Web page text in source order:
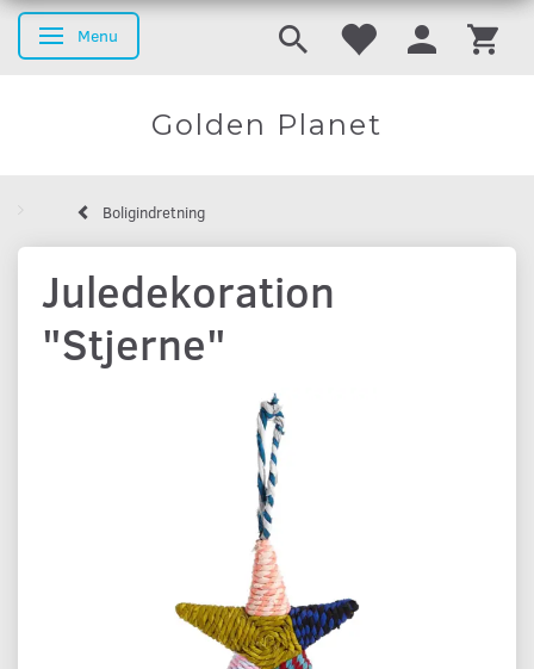
Skifte navigation
Menu
Golden Planet
Boligindretning
Juledekoration
"Stjerne"